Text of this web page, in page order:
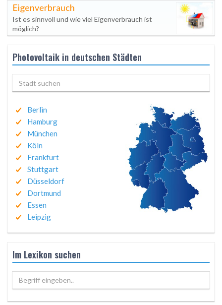
Eigenverbrauch
Ist es sinnvoll und wie viel Eigenverbrauch ist
möglich?
Photovoltaik in deutschen Städten
Berlin
Hamburg
München
Köln
Frankfurt
Stuttgart
Düsseldorf
Dortmund
Essen
Leipzig
Im Lexikon suchen
Begriff eingeben..